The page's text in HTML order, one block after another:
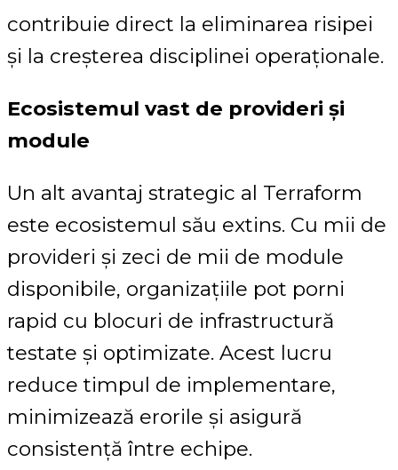
contribuie direct la eliminarea risipei
și la creșterea disciplinei operaționale.
Ecosistemul vast de provideri și
module
Un alt avantaj strategic al Terraform
este ecosistemul său extins. Cu mii de
provideri și zeci de mii de module
disponibile, organizațiile pot porni
rapid cu blocuri de infrastructură
testate și optimizate. Acest lucru
reduce timpul de implementare,
minimizează erorile și asigură
consistență între echipe.